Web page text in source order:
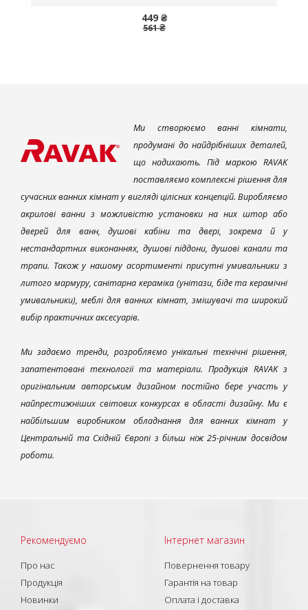
449 ₴
561 ₴
Ми створюємо ванні кімнати,
продумані до найдрібніших деталей,
що надихають. Під маркою RAVAK
поставляємо комплексні рішення для
сучасних ванних кімнат у вигляді цілісних концепцій. Виробляємо
акрилові ванни з можливістю установки на них штор або
дверей для ванн, душові кабіни та двері, зокрема й у
нестандартних виконаннях, душові піддони, душові канали та
трапи. Також у нашому асортименті присутні умивальники з
литого мармуру, санітарна кераміка (унітази, біде та керамічні
умивальники), меблі для ванних кімнат, змішувачі та широкий
вибір практичних аксесуарів.
Ми задаємо тренди, розробляємо унікальні технічні рішення,
запатентовані технології та матеріали. Продукція RAVAK з
оригінальним авторським дизайном постійно бере участь у
найпрестижніших світових конкурсах в області дизайну. Ми є
найбільшим виробником обладнання для ванних кімнат у
Центральній та Східній Європі з більш ніж 25-річним досвідом
роботи.
Рекомендуємо
Про нас
Продукція
Новинки
Інтернет магазин
Повернення товару
Гарантія на товар
Оплата і доставка